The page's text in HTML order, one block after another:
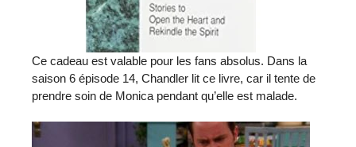
Ce cadeau est valable pour les fans absolus. Dans la
saison 6 épisode 14, Chandler lit ce livre, car il tente de
prendre soin de Monica pendant qu’elle est malade.